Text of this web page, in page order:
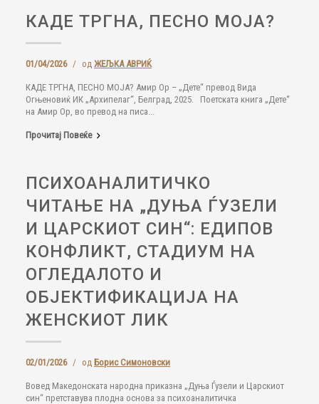
КАДЕ ТРГНА, ПЕСНО МОЈА?
01/04/2026 / од ЖЕЉКА АВРИЌ
КАДЕ ТРГНА, ПЕСНО МОЈА? Амир Ор – „Дете“ превод Вида
Огњеновиќ ИК „Архипелаг“, Белград, 2025. Поетската книга „Дете“
на Амир Ор, во превод на писа...
Прочитај Повеќе
ПСИХОАНАЛИТИЧКО
ЧИТАЊЕ НА „ДУЊА ЃУЗЕЛИ
И ЦАРСКИОТ СИН“: ЕДИПОВ
КОНФЛИКТ, СТАДИУМ НА
ОГЛЕДАЛОТО И
ОБЈЕКТИФИКАЦИЈА НА
ЖЕНСКИОТ ЛИК
02/01/2026 / од Борис Симоновски
Вовед Македонската народна приказна „Дуња Ѓузели и Царскиот
син“ претставува плодна основа за психоаналитичка